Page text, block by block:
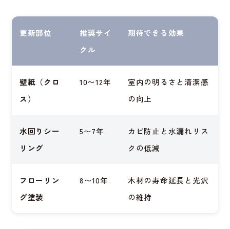
更新部位
推奨サイ
クル
期待できる効果
壁紙（クロ
ス）
10〜12年
室内の明るさと清潔感
の向上
水回りシー
リング
5〜7年
カビ防止と水漏れリス
クの低減
フローリン
グ塗装
8〜10年
木材の寿命延長と光沢
の維持